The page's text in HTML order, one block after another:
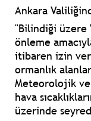
Ankara
"Bilindiği üzere
önleme
itibaren izin
ormanlık
Meteorolojik
hava
üzerinde